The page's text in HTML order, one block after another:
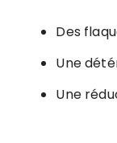
Des
Une
Une